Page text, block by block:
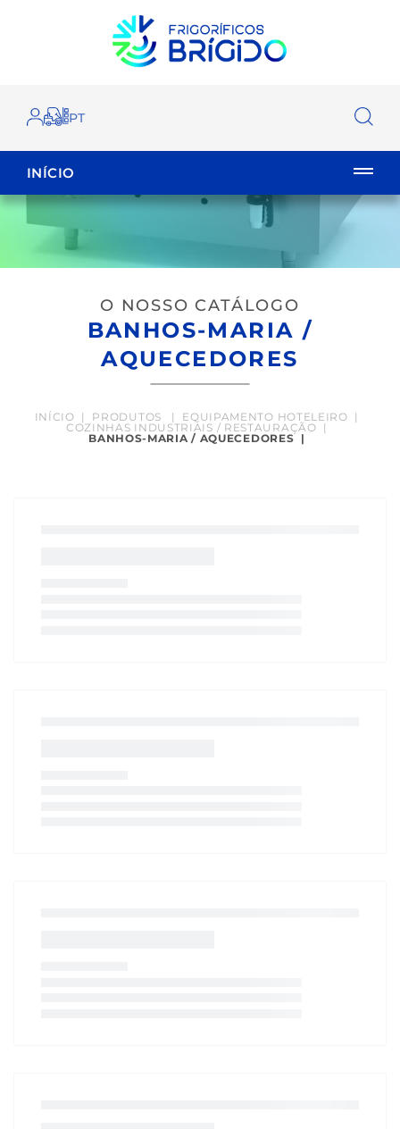
EMPILHADOR
FECHAR
INÍCIO
O NOSSO CATÁLOGO
BANHOS-MARIA /
AQUECEDORES
INÍCIO | PRODUTOS | EQUIPAMENTO HOTELEIRO |
COZINHAS INDUSTRIAIS / RESTAURAÇÃO |
BANHOS-MARIA / AQUECEDORES|